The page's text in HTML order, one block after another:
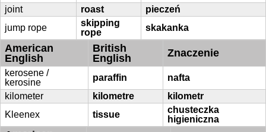
joint
roast
pieczeń
jump rope
skipping
rope
skakanka
American
English
British
English
Znaczenie
kerosene /
kerosine
paraffin
nafta
kilometer
kilometre
kilometr
Kleenex
tissue
chusteczka
higieniczna